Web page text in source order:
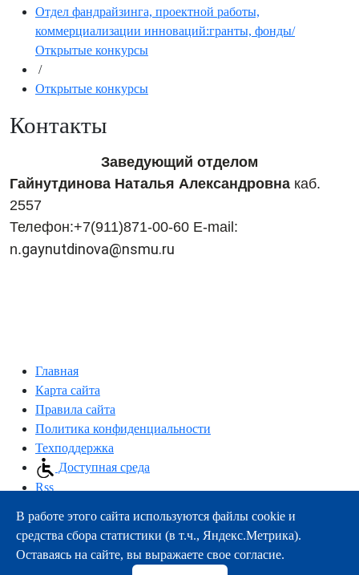
Отдел фандрайзинга, проектной работы,
коммерциализации инноваций:гранты, фонды/
Открытые конкурсы
/
Открытые конкурсы
Контакты
Заведующий отделом
Гайнутдинова Наталья Александровна каб.
2557
Телефон:+7(911)871-00-60 E-mail:
n.gaynutdinova@nsmu.ru
Главная
Карта сайта
Правила сайта
Политика конфиденциальности
Техподдержка
Доступная среда
Rss
163000, г.Архангельск, пр-т Троицкий, 51
тел.:+7 (8182) 21-11-63
e-mail:info@nsmu.ru
В работе этого сайта используются файлы cookie и
средства сбора статистики (в т.ч., Яндекс.Метрика).
Оставаясь на сайте, вы выражаете свое согласие.